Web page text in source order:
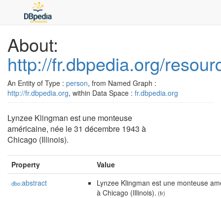
About:
http://fr.dbpedia.org/
An Entity of Type : person, from Named Graph :
http://fr.dbpedia.org, within Data Space : fr.dbpedia.org
Lynzee Klingman est une monteuse
américaine, née le 31 décembre 1943 à
Chicago (Illinois).
Property Value
dbo:abstract
Lynzee Klingman est une monteuse
à Chicago (Illinois). (fr)